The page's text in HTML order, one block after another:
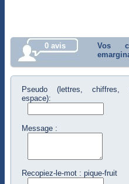
0 avis
Vos
Pseudo (lettres, chiffres,
espace):
Message :
Recopiez-le-mot : pique-fruit